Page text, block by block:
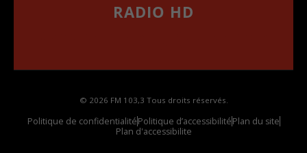
RADIO HD
© 2026 FM 103,3 Tous droits réservés.
Politique de confidentialitéPolitique d’accessibilitéPlan du site
Plan d'accessibilite